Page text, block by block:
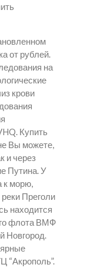
от рублей.
на
крови
Купить
Вы можете,
и через
Путина. У
к морю,
Преголи
находится
флота ВМФ
Новгород.
“Акрополь”.